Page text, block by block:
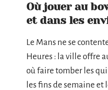
Où jouer au
et dans les
Le Mans ne se
Heures : la ville offre
où faire tomber les
les fins de semaine et